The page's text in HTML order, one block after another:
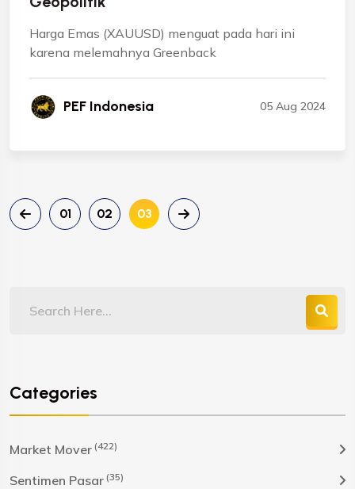
Harga Emas (XAUUSD) menguat pada hari ini
karena melemahnya Greenback
PEF Indonesia 05 Aug 2024
01 02 03
Categories
Market Mover (422)
Sentimen Pasar (35)